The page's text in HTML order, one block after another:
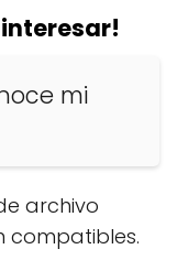
interesar!
mi
archivo
compatibles.